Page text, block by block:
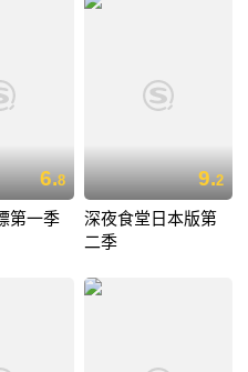
6.8
第一季
9.2
深夜食堂日本版第
二季